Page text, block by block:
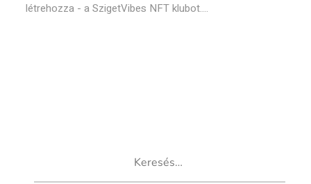
létrehozza - a SzigetVibes NFT klubot....